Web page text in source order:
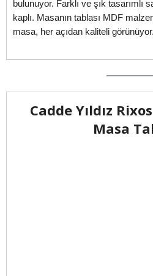
bulunuyor. Farklı ve şık tasarımlı
kaplı. Masanın tablası MDF
masa, her açıdan kaliteli görünüyor.
Cadde Yıldız
Masa